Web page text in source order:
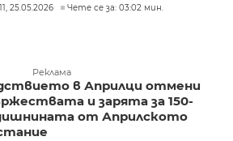
25.05.2026 Чете се за: 03:02 мин.
Реклама
в Априлци отмени
и зарята за 150-
от Априлското